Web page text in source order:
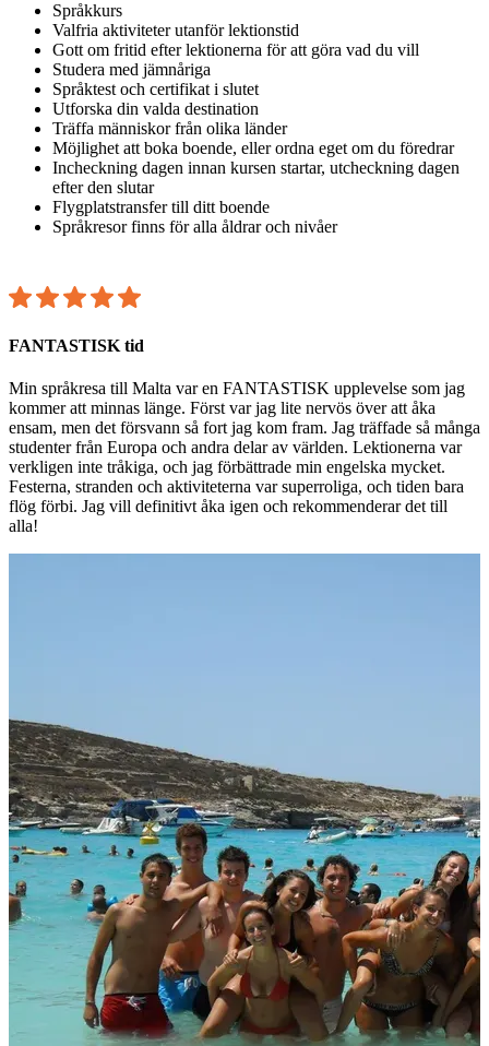
Språkkurs
Valfria aktiviteter utanför lektionstid
Gott om fritid efter lektionerna för att göra vad du vill
Studera med jämnåriga
Språktest och certifikat i slutet
Utforska din valda destination
Träffa människor från olika länder
Möjlighet att boka boende, eller ordna eget om du föredrar
Incheckning dagen innan kursen startar, utcheckning dagen
efter den slutar
Flygplatstransfer till ditt boende
Språkresor finns för alla åldrar och nivåer
FANTASTISK tid
Min språkresa till Malta var en FANTASTISK upplevelse som jag
kommer att minnas länge. Först var jag lite nervös över att åka
ensam, men det försvann så fort jag kom fram. Jag träffade så många
studenter från Europa och andra delar av världen. Lektionerna var
verkligen inte tråkiga, och jag förbättrade min engelska mycket.
Festerna, stranden och aktiviteterna var superroliga, och tiden bara
flög förbi. Jag vill definitivt åka igen och rekommenderar det till
alla!